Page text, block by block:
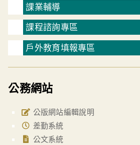
課業輔導
課程諮詢專區
戶外教育填報專區
公務網站
公版網站編輯說明
差勤系統
公文系統